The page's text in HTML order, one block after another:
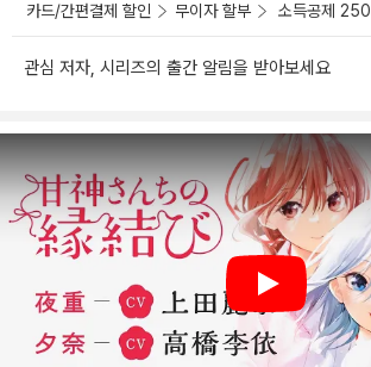
카드/간편결제 할인 무이자 할부 소득공제
관심 저자, 시리즈의 출간 알림을 받아보세요
Play